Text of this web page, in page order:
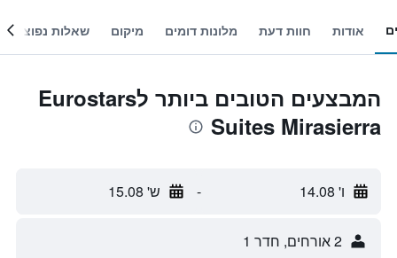
אודות חוות דעת מלונות דומים מיקום שאלות נפוצות
המבצעים הטובים ביותר לEurostars
Suites Mirasierra
ו' 14.08 - ש' 15.08
2 אורחים, חדר 1